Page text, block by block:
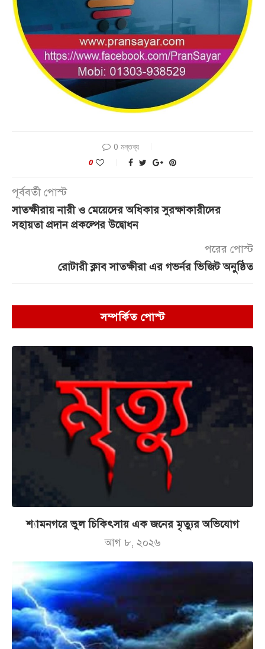
0 মন্তব্য
0
পূর্ববর্তী পোস্ট
সাতক্ষীরায় নারী ও মেয়েদের অধিকার সুরক্ষাকারীদের
সহায়তা প্রদান প্রকল্পের উদ্বোধন
পরের পোস্ট
রোটারী ক্লাব সাতক্ষীরা এর গভর্নর ভিজিট অনুষ্ঠিত
সম্পর্কিত পোস্ট
শ্যামনগরে ভুল চিকিৎসায় এক জনের মৃত্যুর অভিযোগ
আগ ৮, ২০২৬